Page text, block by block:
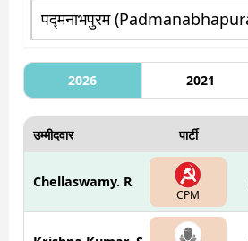
2026 2021
उम्मीदवार पार्टी
Chellaswamy. R
CPM